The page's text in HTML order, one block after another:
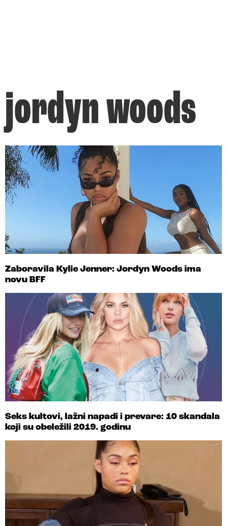
jordyn woods
Zaboravila Kylie Jenner: Jordyn Woods ima
novu BFF
Seks kultovi, lažni napadi i prevare: 10 skandala
koji su obeležili 2019. godinu